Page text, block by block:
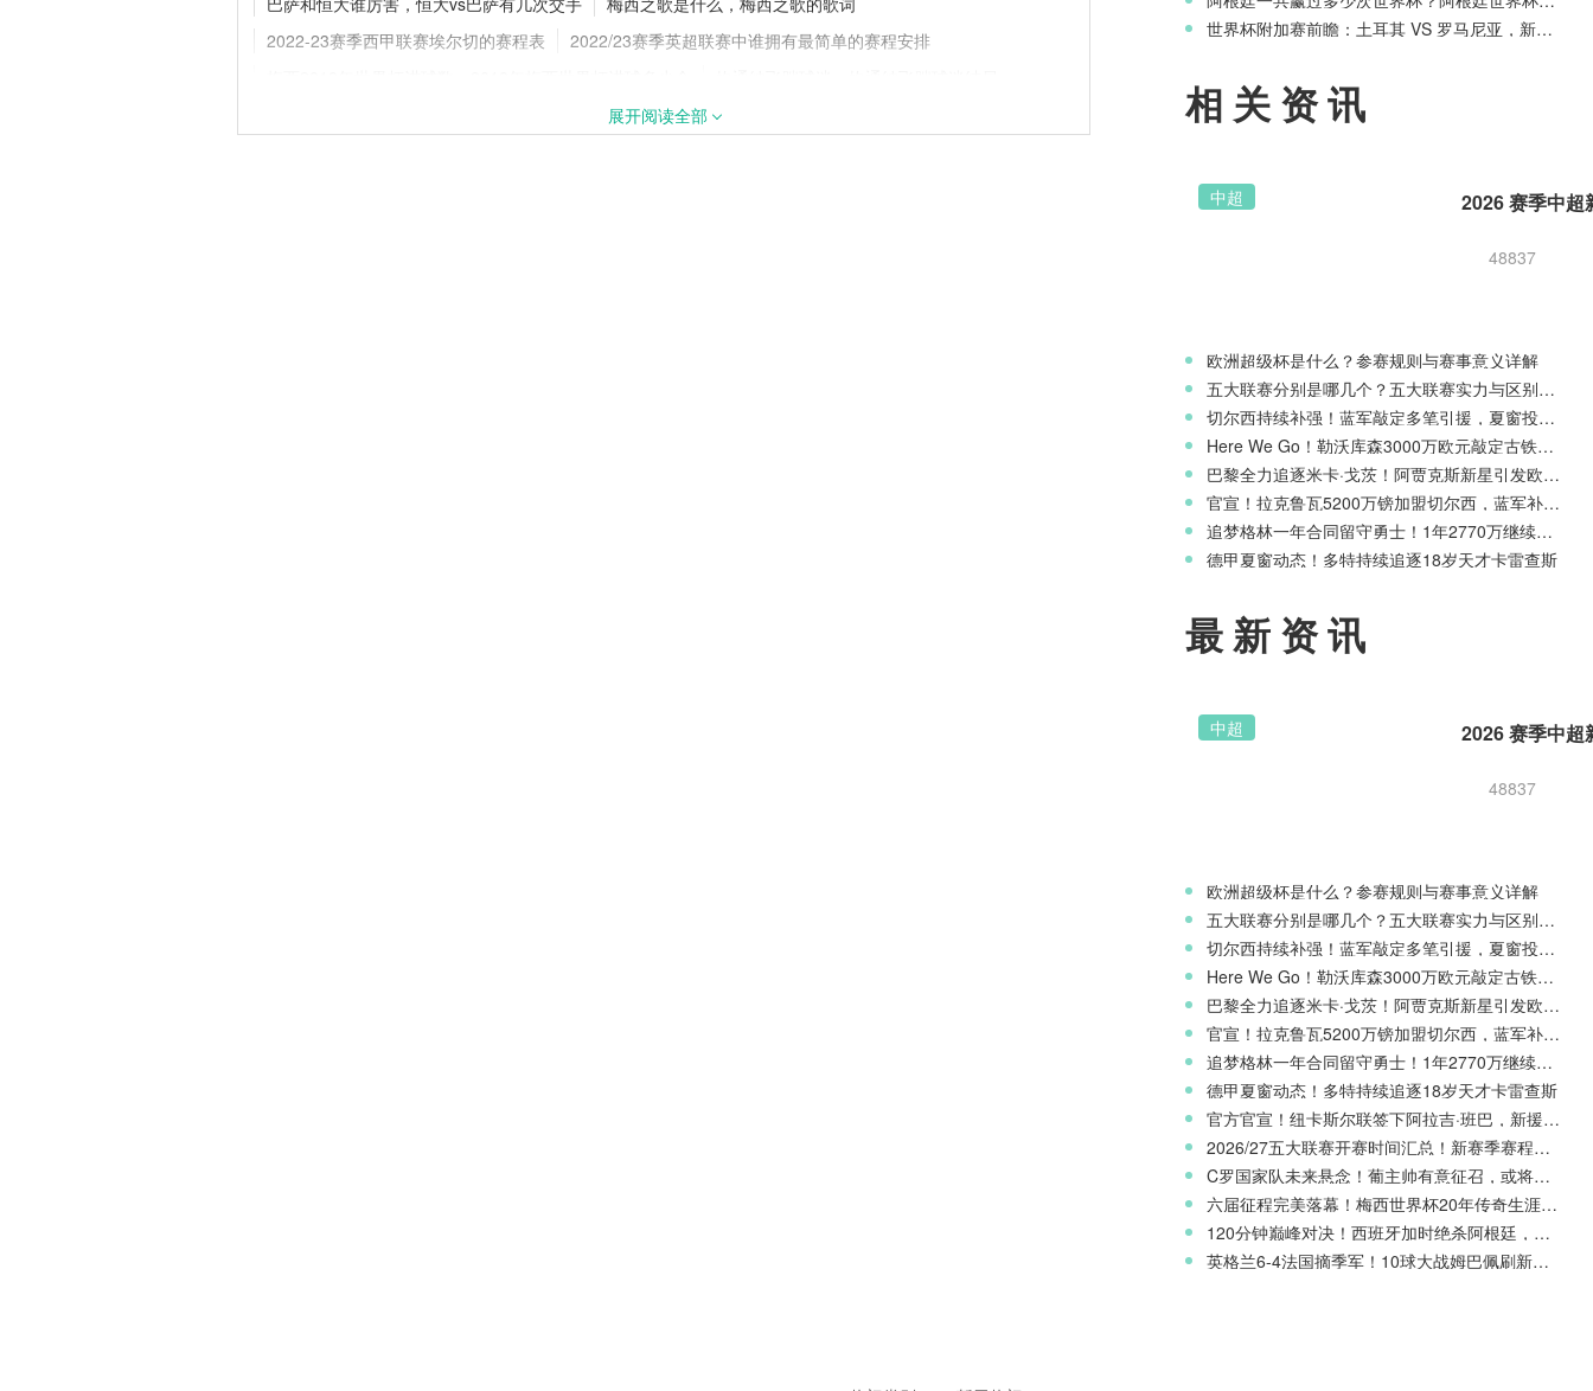
德甲夏窗动态！多特持续追逐18岁天才
卡雷查斯
官方官宣！纽卡斯尔联签下阿拉吉·班
巴，新援身披8号战袍
2022-23赛季西甲联赛埃尔切的赛程表
2022/23赛季英超联赛中谁拥有最简单的赛程安排
cba球队薪资总和
曼城什么时候成立的
展开阅读全部
世界杯附加赛前瞻：土耳其 VS 罗马尼亚，新月之星主场冲击世界杯
相关资讯
中超
48837
欧洲超级杯是什么？参赛规则与赛事意义详解
五大联赛分别是哪几个？五大联赛实力与区别科普
切尔西持续补强！蓝军敲定多笔引援，夏窗投入稳居英超前列
Here We Go！勒沃库森3000万欧元敲定古铁雷斯，寻找格里马尔多继任者
巴黎全力追逐米卡·戈茨！阿贾克斯新星引发欧冠豪门争夺
官宣！拉克鲁瓦5200万镑加盟切尔西，蓝军补强后防线
追梦格林一年合同留守勇士！1年2770万继续搭档库里
德甲夏窗动态！多特持续追逐18岁天才卡雷查斯
最新资讯
中超
48837
欧洲超级杯是什么？参赛规则与赛事意义详解
五大联赛分别是哪几个？五大联赛实力与区别科普
切尔西持续补强！蓝军敲定多笔引援，夏窗投入稳居英超前列
Here We Go！勒沃库森3000万欧元敲定古铁雷斯，寻找格里马尔多继任者
巴黎全力追逐米卡·戈茨！阿贾克斯新星引发欧冠豪门争夺
官宣！拉克鲁瓦5200万镑加盟切尔西，蓝军补强后防线
追梦格林一年合同留守勇士！1年2770万继续搭档库里
德甲夏窗动态！多特持续追逐18岁天才卡雷查斯
官方官宣！纽卡斯尔联签下阿拉吉·班巴，新援身披8号战袍
2026/27五大联赛开赛时间汇总！新赛季赛程官宣
C罗国家队未来悬念！葡主帅有意征召，或将出战欧国联
六届征程完美落幕！梅西世界杯20年传奇生涯完整回顾
120分钟巅峰对决！西班牙加时绝杀阿根廷，斩获2026世界杯冠军
英格兰6-4法国摘季军！10球大战姆巴佩刷新世界杯纪录